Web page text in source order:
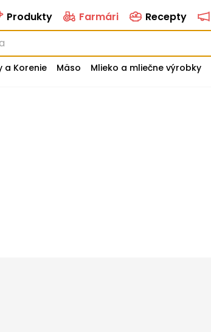
Produkty Farmári Recepty
a Korenie Mäso Mlieko a mliečne výrobky